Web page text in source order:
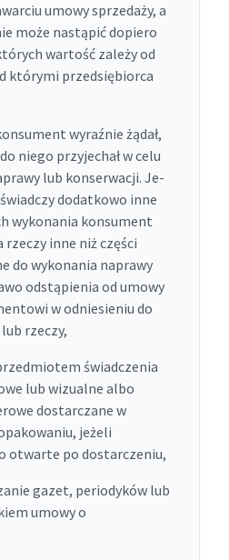
umowy sprzedaży, a
może nastąpić dopiero
wartość zależy od
którymi przedsiębiorca
wyraźnie żądał,
niego przyjechał w celu
lub konserwacji. Je-
dodatkowo inne
wykonania konsument
rzeczy inne niż części
do wykonania naprawy
odstąpienia od umowy
w odniesieniu do
rzeczy,
świadczenia
lub wizualne albo
dostarczane w
jeżeli
otwarte po dostarczeniu,
gazet, periodyków lub
umowy o